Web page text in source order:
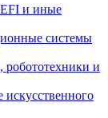
и иные
системы
робототехники и